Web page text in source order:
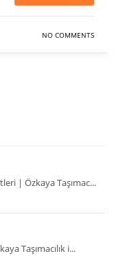
NO COMMENTS
| Özkaya Taşımac...
Taşımacılık i...